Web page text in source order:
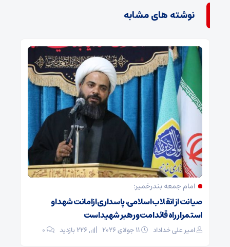
نوشته های مشابه
امام جمعه بندرخمیر:
صیانت از انقلاب اسلامی، پاسداری ازامانت شهدا و
استمرار راه قائد امت و رهبر شهید است
امیر علی خداداد 0